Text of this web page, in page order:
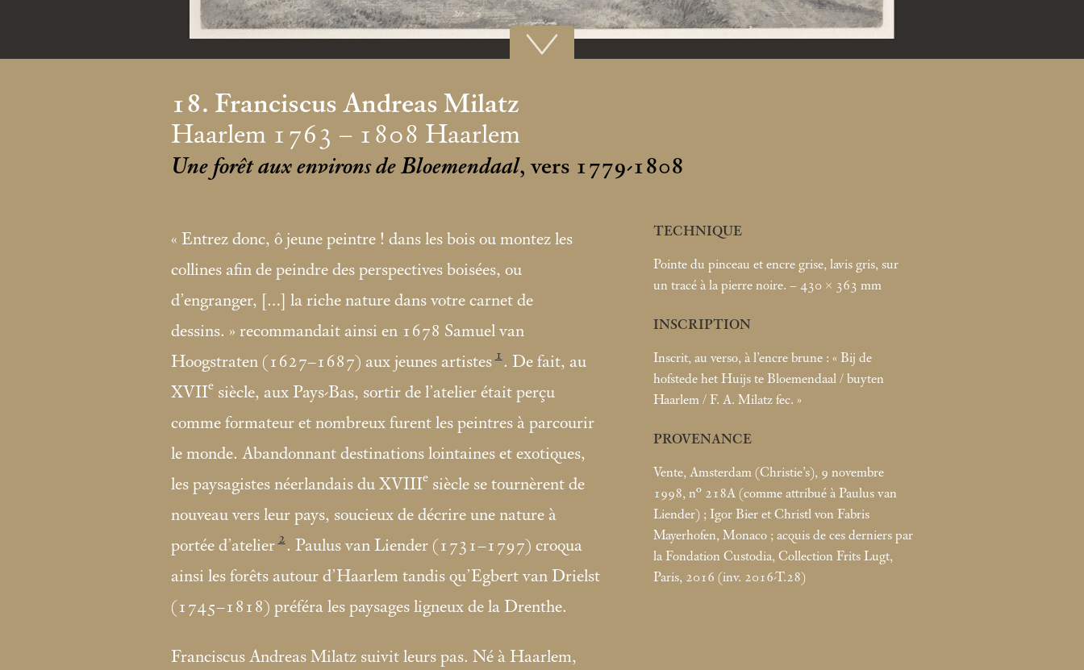
18. Franciscus Andreas Milatz
Haarlem 1763 – 1808 Haarlem
Une forêt aux environs de Bloemendaal, vers 1779-1808
« Entrez donc, ô jeune peintre ! dans les bois ou montez les
collines afin de peindre des perspectives boisées, ou
d’engranger, […] la riche nature dans votre carnet de
dessins. » recommandait ainsi en 1678 Samuel van
Hoogstraten (1627–1687) aux jeunes artistes 1 . De fait, au
XVIIe siècle, aux Pays-Bas, sortir de l’atelier était perçu
comme formateur et nombreux furent les peintres à parcourir
le monde. Abandonnant destinations lointaines et exotiques,
les paysagistes néerlandais du XVIIIe siècle se tournèrent de
nouveau vers leur pays, soucieux de décrire une nature à
portée d’atelier 2. Paulus van Liender (1731–1797) croqua
ainsi les forêts autour d’Haarlem tandis qu’Egbert van Drielst
(1745–1818) préféra les paysages ligneux de la Drenthe.
Franciscus Andreas Milatz suivit leurs pas. Né à Haarlem,
TECHNIQUE
Pointe du pinceau et encre grise, lavis gris, sur
un tracé à la pierre noire. – 430 × 363 mm
INSCRIPTION
Inscrit, au verso, à l’encre brune : « Bij de
hofstede het Huijs te Bloemendaal / buyten
Haarlem / F. A. Milatz fec. »
PROVENANCE
Vente, Amsterdam (Christie’s), 9 novembre
1998, n° 218A (comme attribué à Paulus van
Liender) ; Igor Bier et Christl von Fabris
Mayerhofen, Monaco ; acquis de ces derniers par
la Fondation Custodia, Collection Frits Lugt,
Paris, 2016 (inv. 2016-T.28)